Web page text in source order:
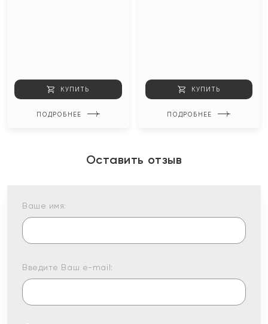
КУПИТЬ
ПОДРОБНЕЕ
КУПИТЬ
ПОДРОБНЕЕ
Оставить отзыв
Ваше имя:
Введите Ваш e-mail: